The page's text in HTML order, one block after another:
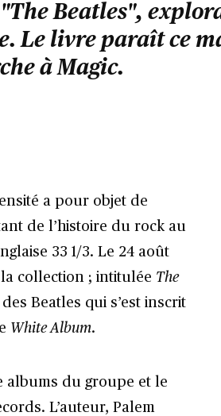
Beatles",
Le livre paraît ce
à Magic.
a pour objet de
de l’histoire du rock au
33 1/3. Le 24 août
collection ; intitulée The
Beatles qui s’est inscrit
White Album.
albums du groupe et le
L’auteur, Palem